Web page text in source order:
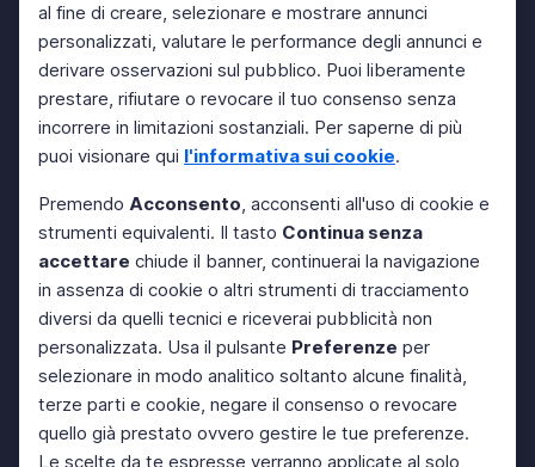
al fine di creare, selezionare e mostrare annunci
personalizzati, valutare le performance degli annunci e
derivare osservazioni sul pubblico. Puoi liberamente
prestare, rifiutare o revocare il tuo consenso senza
incorrere in limitazioni sostanziali. Per saperne di più
puoi visionare qui l'informativa sui cookie.
Premendo Acconsento, acconsenti all'uso di cookie e
strumenti equivalenti. Il tasto Continua senza
accettare chiude il banner, continuerai la navigazione
in assenza di cookie o altri strumenti di tracciamento
diversi da quelli tecnici e riceverai pubblicità non
personalizzata. Usa il pulsante Preferenze per
selezionare in modo analitico soltanto alcune finalità,
terze parti e cookie, negare il consenso o revocare
quello già prestato ovvero gestire le tue preferenze.
Le scelte da te espresse verranno applicate al solo